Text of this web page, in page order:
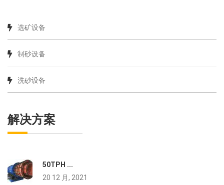
选矿设备
制砂设备
洗砂设备
解决方案
50TPH ...
20 12 月, 2021